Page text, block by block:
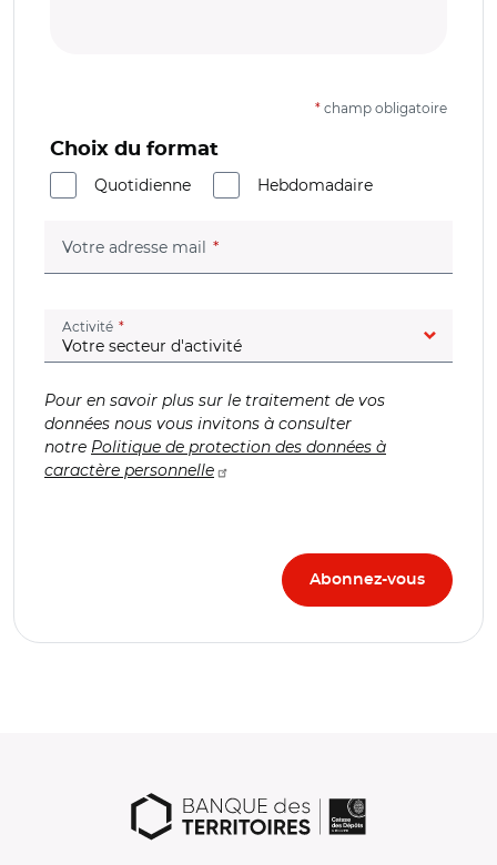
* champ obligatoire
Choix du format
Quotidienne
Hebdomadaire
Votre adresse mail (champ obligatoire)
Activité (champ obligatoire)
Pour en savoir plus sur le traitement de vos
données nous vous invitons à consulter
notre Politique de protection des données à
caractère personnelle